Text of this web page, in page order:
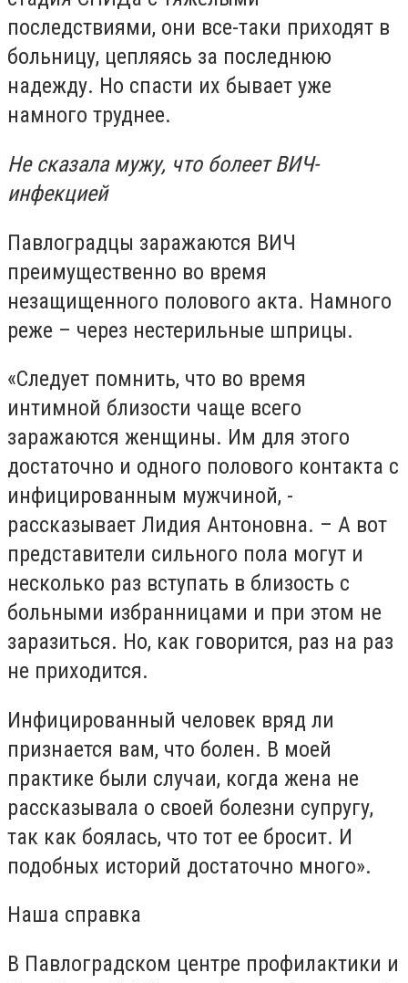
последствиями, они все-таки приходят в
больницу, цепляясь за последнюю
надежду. Но спасти их бывает уже
намного труднее.
Не сказала мужу, что болеет ВИЧ-
инфекцией
Павлоградцы заражаются ВИЧ
преимущественно во время
незащищенного полового акта. Намного
реже – через нестерильные шприцы.
«Следует помнить, что во время
интимной близости чаще всего
заражаются женщины. Им для этого
достаточно и одного полового контакта с
инфицированным мужчиной, -
рассказывает Лидия Антоновна. – А вот
представители сильного пола могут и
несколько раз вступать в близость с
больными избранницами и при этом не
заразиться. Но, как говорится, раз на раз
не приходится.
Инфицированный человек вряд ли
признается вам, что болен. В моей
практике были случаи, когда жена не
рассказывала о своей болезни супругу,
так как боялась, что тот ее бросит. И
подобных историй достаточно много».
Наша справка
В Павлоградском центре профилактики и